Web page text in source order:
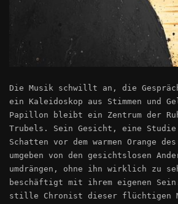
Die Musik schwillt an, die
ein Kaleidoskop aus Stimmen und
Papillon bleibt ein Zentrum der
Trubels. Sein Gesicht, eine
Schatten vor dem warmen Orange
umgeben von den gesichtslosen
umdrängen, ohne ihn wirklich zu
beschäftigt mit ihrem eigenen
stille Chronist dieser flüchtigen